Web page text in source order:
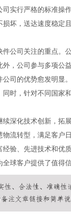
实行严格的标准操
坏，送达速度稳定
公司关注的重点。
，公司参与多项公
司的优势愈发明显
时，针对不同国家
深化技术创新，拓
流转型，满足客户
验、先进技术和优
球客户提供了值得